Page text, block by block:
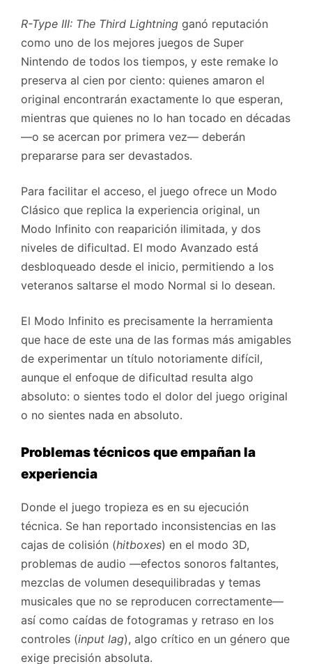
R-Type III: The Third Lightning ganó reputación
como uno de los mejores juegos de Super
Nintendo de todos los tiempos, y este remake lo
preserva al cien por ciento: quienes amaron el
original encontrarán exactamente lo que esperan,
mientras que quienes no lo han tocado en décadas
—o se acercan por primera vez— deberán
prepararse para ser devastados.
Para facilitar el acceso, el juego ofrece un Modo
Clásico que replica la experiencia original, un
Modo Infinito con reaparición ilimitada, y dos
niveles de dificultad. El modo Avanzado está
desbloqueado desde el inicio, permitiendo a los
veteranos saltarse el modo Normal si lo desean.
El Modo Infinito es precisamente la herramienta
que hace de este una de las formas más amigables
de experimentar un título notoriamente difícil,
aunque el enfoque de dificultad resulta algo
absoluto: o sientes todo el dolor del juego original
o no sientes nada en absoluto.
Problemas técnicos que empañan la
experiencia
Donde el juego tropieza es en su ejecución
técnica. Se han reportado inconsistencias en las
cajas de colisión (hitboxes) en el modo 3D,
problemas de audio —efectos sonoros faltantes,
mezclas de volumen desequilibradas y temas
musicales que no se reproducen correctamente—
así como caídas de fotogramas y retraso en los
controles (input lag), algo crítico en un género que
exige precisión absoluta.